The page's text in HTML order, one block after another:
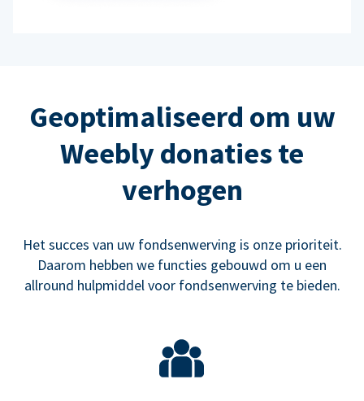
Geoptimaliseerd om uw
Weebly donaties te
verhogen
Het succes van uw fondsenwerving is onze prioriteit.
Daarom hebben we functies gebouwd om u een
allround hulpmiddel voor fondsenwerving te bieden.